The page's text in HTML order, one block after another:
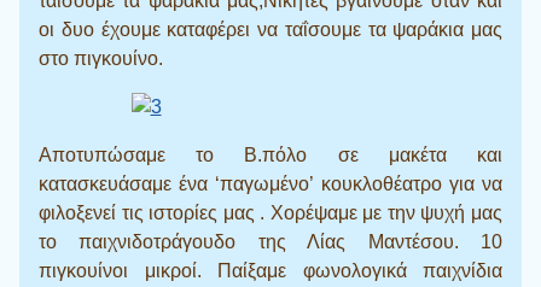
οι δυο έχουμε καταφέρει να ταΐσουμε τα ψαράκια μας
στο πιγκουίνο.
Αποτυπώσαμε το Β.πόλο σε μακέτα και
κατασκευάσαμε ένα ‘παγωμένο’ κουκλοθέατρο για να
φιλοξενεί τις ιστορίες μας . Χορέψαμε με την ψυχή μας
το παιχνιδοτράγουδο της Λίας Μαντέσου. 10
πιγκουίνοι μικροί. Παίξαμε φωνολογικά παιχνίδια